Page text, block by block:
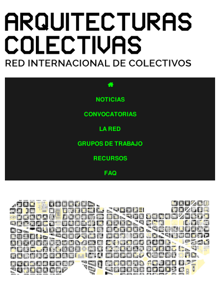
contenido
principal

NOTICIAS
CONVOCATORIAS
LA RED
GRUPOS DE TRABAJO
RECURSOS
FAQ